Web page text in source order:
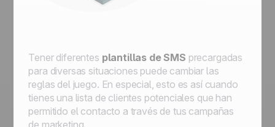
Tener diferentes plantillas de SMS precargadas
para diversas situaciones puede cambiar las
reglas del juego. En especial, esto es así cuando
tienes una lista de clientes potenciales que han
permitido el contacto a través de tus campañas
de marketing.